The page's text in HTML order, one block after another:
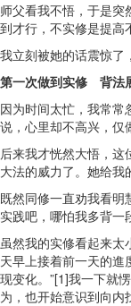
师父看我不悟，于是
到才行，不实修是提高
我立刻被她的话震惊了
第一次做到实修 背法
因为时间太忙，我常常
说，心里却不高兴，仅
后来我才恍然大悟，
大法的威力了。她给我
既然同修一直劝我看
实践吧，哪怕我多背一
虽然我的实修看起来太
天早上接着前一天的進
现变化。”[1]我一下就
为，也开始意识到向内